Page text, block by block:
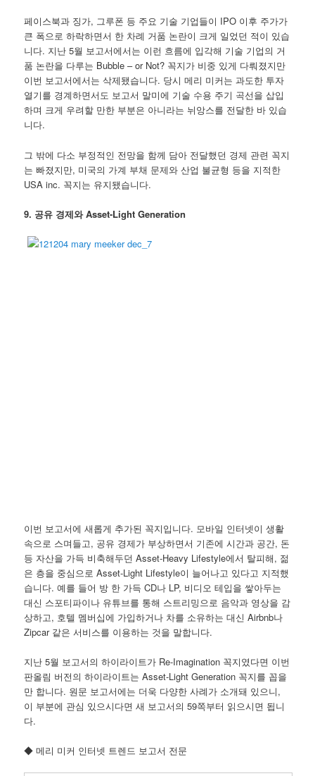
페이스북과 징가, 그루폰 등 주요 기술 기업들이 IPO 이후 주가가
큰 폭으로 하락하면서 한 차례 거품 논란이 크게 일었던 적이 있습
니다. 지난 5월 보고서에서는 이런 흐름에 입각해 기술 기업의 거
품 논란을 다루는 Bubble – or Not? 꼭지가 비중 있게 다뤄졌지만
이번 보고서에서는 삭제됐습니다. 당시 메리 미커는 과도한 투자
열기를 경계하면서도 보고서 말미에 기술 수용 주기 곡선을 삽입
하며 크게 우려할 만한 부분은 아니라는 뉘앙스를 전달한 바 있습
니다.
그 밖에 다소 부정적인 전망을 함께 담아 전달했던 경제 관련 꼭지
는 빠졌지만, 미국의 가계 부채 문제와 산업 불균형 등을 지적한
USA inc. 꼭지는 유지됐습니다.
9. 공유 경제와 Asset-Light Generation
이번 보고서에 새롭게 추가된 꼭지입니다. 모바일 인터넷이 생활
속으로 스며들고, 공유 경제가 부상하면서 기존에 시간과 공간, 돈
등 자산을 가득 비축해두던 Asset-Heavy Lifestyle에서 탈피해, 젊
은 층을 중심으로 Asset-Light Lifestyle이 늘어나고 있다고 지적했
습니다. 예를 들어 방 한 가득 CD나 LP, 비디오 테입을 쌓아두는
대신 스포티파이나 유튜브를 통해 스트리밍으로 음악과 영상을 감
상하고, 호텔 멤버십에 가입하거나 차를 소유하는 대신 Airbnb나
Zipcar 같은 서비스를 이용하는 것을 말합니다.
지난 5월 보고서의 하이라이트가 Re-Imagination 꼭지였다면 이번
판올림 버전의 하이라이트는 Asset-Light Generation 꼭지를 꼽을
만 합니다. 원문 보고서에는 더욱 다양한 사례가 소개돼 있으니,
이 부분에 관심 있으시다면 새 보고서의 59쪽부터 읽으시면 됩니
다.
◆ 메리 미커 인터넷 트렌드 보고서 전문